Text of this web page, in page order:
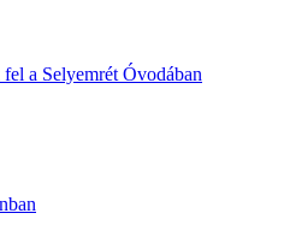
a Selyemrét Óvodában